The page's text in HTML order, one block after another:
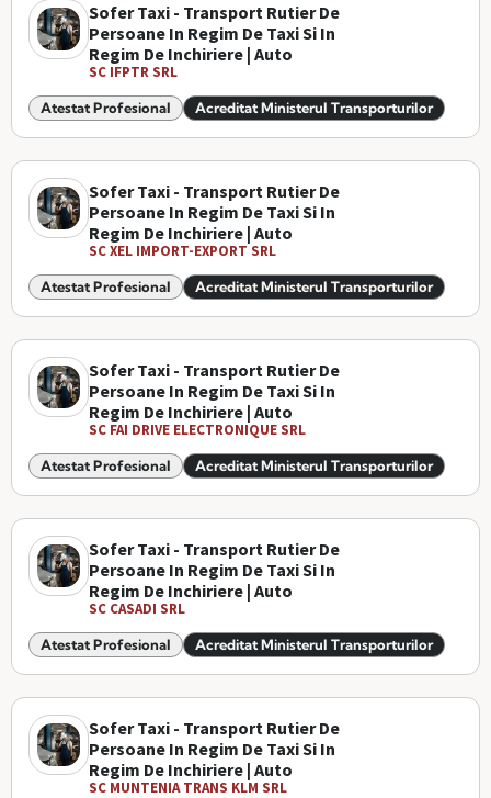
Sofer Taxi - Transport Rutier De
Persoane In Regim De Taxi Si In
Regim De Inchiriere | Auto
SC IFPTR SRL
Atestat Profesional Acreditat Ministerul Transporturilor
Sofer Taxi - Transport Rutier De
Persoane In Regim De Taxi Si In
Regim De Inchiriere | Auto
SC XEL IMPORT-EXPORT SRL
Atestat Profesional Acreditat Ministerul Transporturilor
Sofer Taxi - Transport Rutier De
Persoane In Regim De Taxi Si In
Regim De Inchiriere | Auto
SC FAI DRIVE ELECTRONIQUE SRL
Atestat Profesional Acreditat Ministerul Transporturilor
Sofer Taxi - Transport Rutier De
Persoane In Regim De Taxi Si In
Regim De Inchiriere | Auto
SC CASADI SRL
Atestat Profesional Acreditat Ministerul Transporturilor
Sofer Taxi - Transport Rutier De
Persoane In Regim De Taxi Si In
Regim De Inchiriere | Auto
SC MUNTENIA TRANS KLM SRL